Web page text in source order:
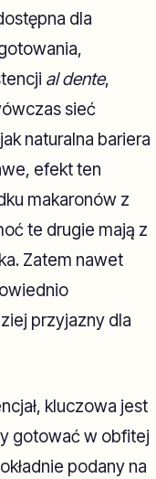
dla
al dente,
sieć
naturalna bariera
efekt ten
makaronów z
te drugie mają z
Zatem nawet
przyjazny dla
kluczowa jest
gotować w obfitej
podany na